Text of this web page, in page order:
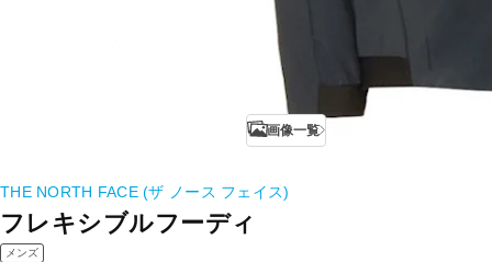
画像一覧
THE NORTH FACE (ザ ノース フェイス)
フレキシブルフーディ
メンズ